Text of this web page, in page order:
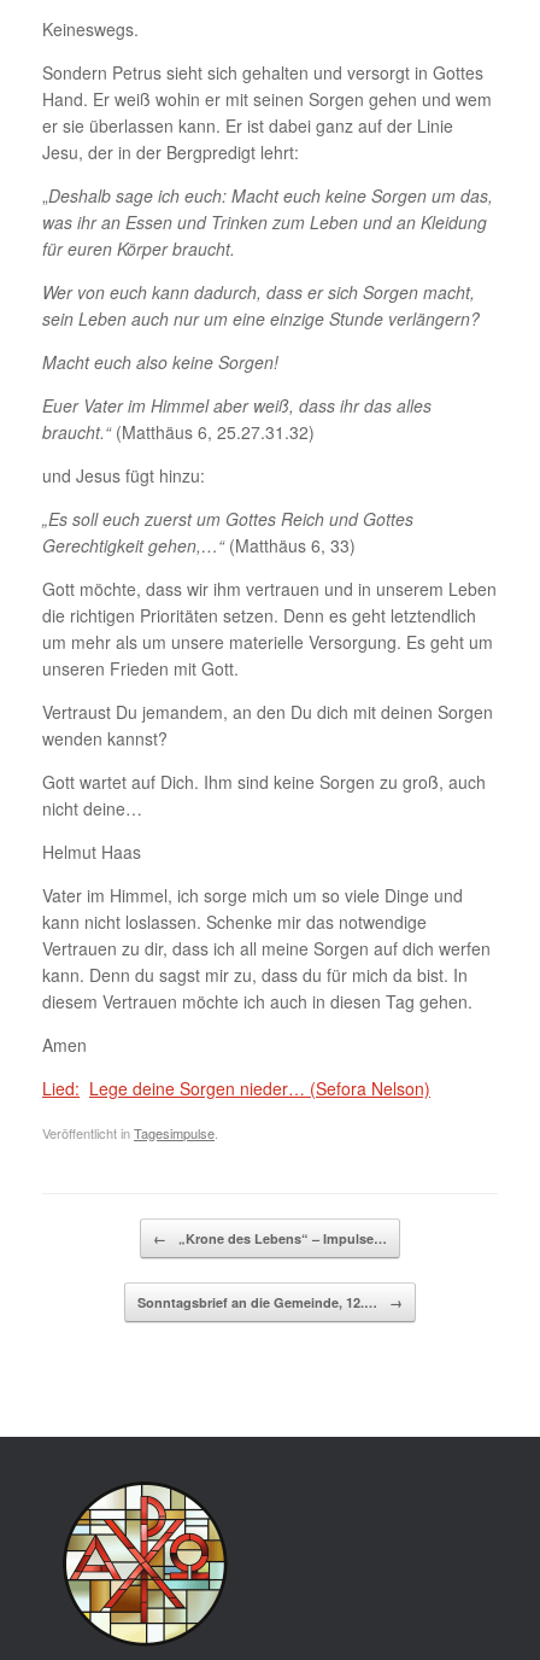
Keineswegs.
Sondern Petrus sieht sich gehalten und versorgt in Gottes
Hand. Er weiß wohin er mit seinen Sorgen gehen und wem
er sie überlassen kann. Er ist dabei ganz auf der Linie
Jesu, der in der Bergpredigt lehrt:
„Deshalb sage ich euch: Macht euch keine Sorgen um das,
was ihr an Essen und Trinken zum Leben und an Kleidung
für euren Körper braucht.
Wer von euch kann dadurch, dass er sich Sorgen macht,
sein Leben auch nur um eine einzige Stunde verlängern?
Macht euch also keine Sorgen!
Euer Vater im Himmel aber weiß, dass ihr das alles
braucht.“(Matthäus 6, 25.27.31.32)
und Jesus fügt hinzu:
„Es soll euch zuerst um Gottes Reich und Gottes
Gerechtigkeit gehen,…“(Matthäus 6, 33)
Gott möchte, dass wir ihm vertrauen und in unserem Leben
die richtigen Prioritäten setzen. Denn es geht letztendlich
um mehr als um unsere materielle Versorgung. Es geht um
unseren Frieden mit Gott.
Vertraust Du jemandem, an den Du dich mit deinen Sorgen
wenden kannst?
Gott wartet auf Dich. Ihm sind keine Sorgen zu groß, auch
nicht deine…
Helmut Haas
Vater im Himmel, ich sorge mich um so viele Dinge und
kann nicht loslassen. Schenke mir das notwendige
Vertrauen zu dir, dass ich all meine Sorgen auf dich werfen
kann. Denn du sagst mir zu, dass du für mich da bist. In
diesem Vertrauen möchte ich auch in diesen Tag gehen.
Amen
Lied: Lege deine Sorgen nieder… (Sefora Nelson)
Veröffentlicht inTagesimpulse
← „Krone des Lebens“ – Impulse…
Sonntagsbrief an die Gemeinde, 12.… →